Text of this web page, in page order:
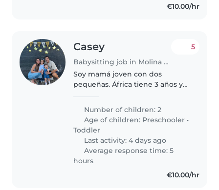
€10.00/hr
Casey
Babysitting job in Molina de Segura
5
Soy mamá joven con dos
pequeñas. África tiene 3 años y
los lunes y martes de 17:00 a
20:00, a partir de Septiembre.
Number of children: 2
Age of children: Preschooler •
Toddler
Last activity: 4 days ago
Average response time: 5
hours
€10.00/hr